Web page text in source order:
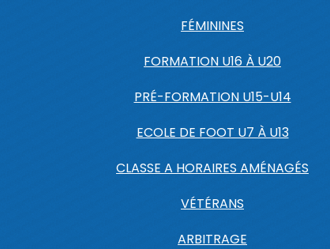
FÉMININES
FORMATION U16 À U20
PRÉ-FORMATION U15-U14
ECOLE DE FOOT U7 À U13
CLASSE A HORAIRES AMÉNAGÉS
VÉTÉRANS
ARBITRAGE